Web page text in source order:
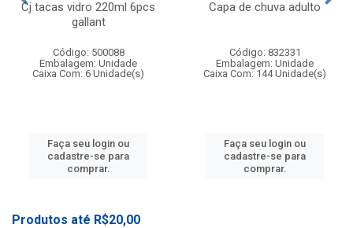
Cj tacas vidro 220ml 6pcs
gallant
Código: 500088
Embalagem: Unidade
Caixa Com: 6 Unidade(s)
Faça seu login ou
cadastre-se para
comprar.
Capa de chuva adulto
Código: 832331
Embalagem: Unidade
Caixa Com: 144 Unidade(s)
Faça seu login ou
cadastre-se para
comprar.
Produtos até R$20,00